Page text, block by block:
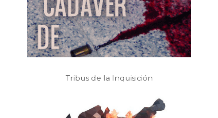
Tribus de la Inquisición